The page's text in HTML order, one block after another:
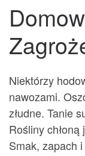
Niektórzy
nawozami.
złudne. Tanie
Rośliny
Smak, zapach